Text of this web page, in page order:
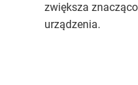
zwiększa
urządzenia.